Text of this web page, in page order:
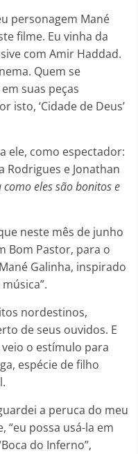
personagem Mané
filme. Eu vinha da
com Amir Haddad.
Quem se
suas peças
‘Cidade de Deus’
ele, como espectador:
Rodrigues e Jonathan
como eles são bonitos e
neste mês de junho
Bom Pastor, para o
Galinha, inspirado
nordestinos,
de seus ouvidos. E
o estímulo para
espécie de filho
a peruca do meu
“eu possa usá-la em
do Inferno”,